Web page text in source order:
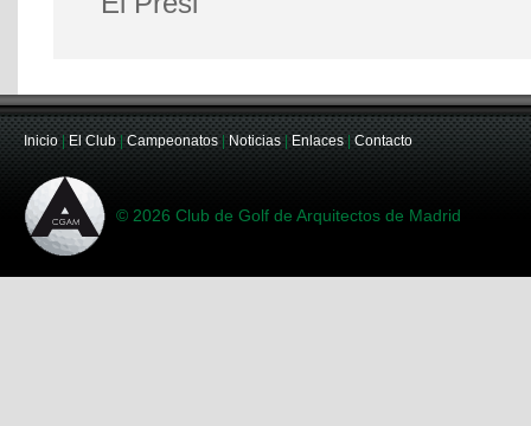
Inicio|El Club|Campeonatos| Noticias| Enlaces| Contacto
© 2026 Club de Golf de Arquitectos de Madrid